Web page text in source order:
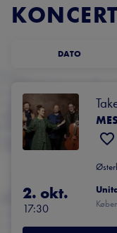
DATO
2. okt.
17:30